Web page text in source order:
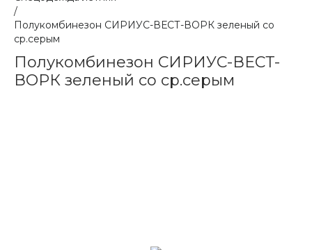
/
Полукомбинезон СИРИУС-ВЕСТ-ВОРК зеленый со
ср.серым
Полукомбинезон СИРИУС-ВЕСТ-
ВОРК зеленый со ср.серым